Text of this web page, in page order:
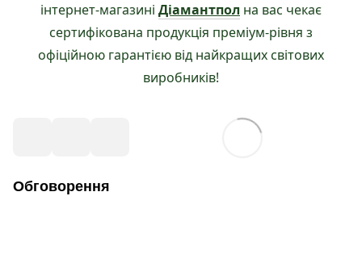
інтернет-магазині Діамантпол на вас чекає
сертифікована продукція преміум-рівня з
офіційною гарантією від найкращих світових
виробників!
Обговорення